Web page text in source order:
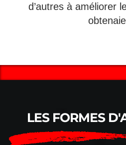
d’autres à améliorer
LES FORMES